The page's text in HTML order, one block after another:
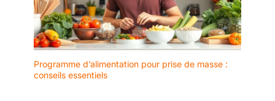
Programme d’alimentation pour prise de masse :
conseils essentiels